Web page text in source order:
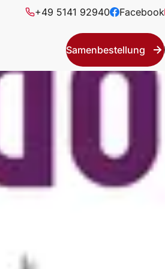
+49 5141 92940 Facebook
Samenbestellung